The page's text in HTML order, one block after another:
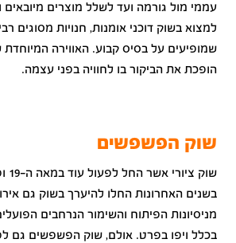
עממי מול גורמה ועד לשלל מוצרים מיובאים
למצוא בשוק דוכני אומנות, חנויות מסוגים
שמופיעים על בסיס קבוע. האווירה
הופכת את הביקור בו לחוויה בפני עצמה.
שוק הפשפשים
בשנים האחרונות החלו להיערך בשוק גם
מניסיונות הפיתוח והשימור הנרחבים
בכלל ויפו בפרט. אולם, שוק הפשפשים גם